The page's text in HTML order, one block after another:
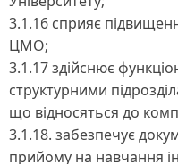
3.1.16 сприяє
ЦМО;
3.1.17 здійснює
структурними
що відносяться до
3.1.18. забезпечує
прийому на навчання